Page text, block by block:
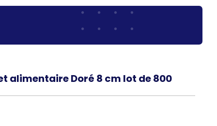
alimentaire Doré 8 cm lot de 800